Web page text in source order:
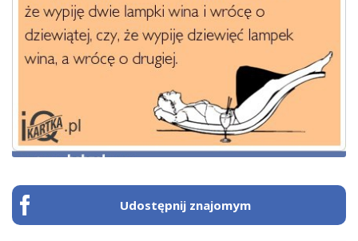
Udostępnij znajomym